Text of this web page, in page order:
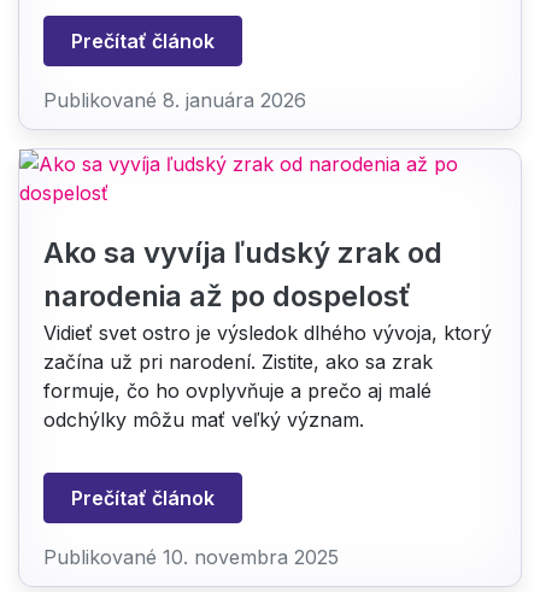
Prečítať článok
Publikované 8. januára 2026
Ako sa vyvíja ľudský zrak od
narodenia až po dospelosť
Vidieť svet ostro je výsledok dlhého vývoja, ktorý
začína už pri narodení. Zistite, ako sa zrak
formuje, čo ho ovplyvňuje a prečo aj malé
odchýlky môžu mať veľký význam.
Prečítať článok
Publikované 10. novembra 2025